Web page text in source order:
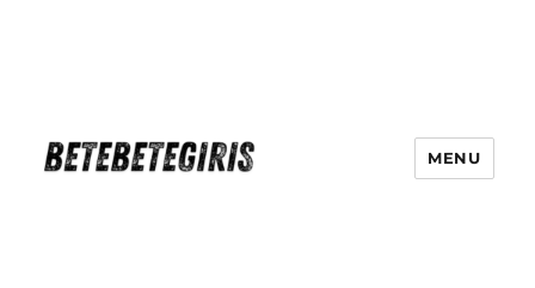
MENU